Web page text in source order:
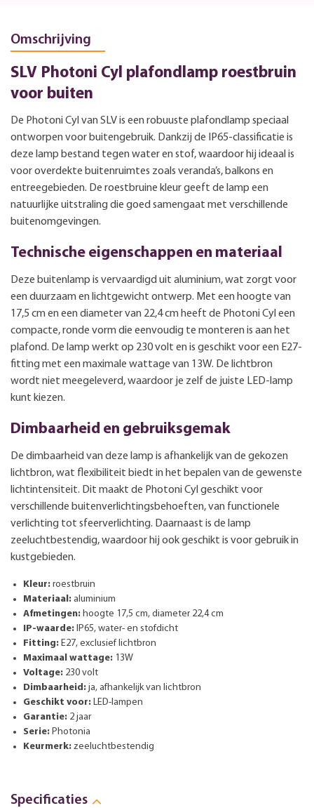
Omschrijving
SLV Photoni Cyl plafondlamp roestbruin
voor buiten
De Photoni Cyl van SLV is een robuuste plafondlamp speciaal
ontworpen voor buitengebruik. Dankzij de IP65-classificatie is
deze lamp bestand tegen water en stof, waardoor hij ideaal is
voor overdekte buitenruimtes zoals veranda’s, balkons en
entreegebieden. De roestbruine kleur geeft de lamp een
natuurlijke uitstraling die goed samengaat met verschillende
buitenomgevingen.
Technische eigenschappen en materiaal
Deze buitenlamp is vervaardigd uit aluminium, wat zorgt voor
een duurzaam en lichtgewicht ontwerp. Met een hoogte van
17,5 cm en een diameter van 22,4 cm heeft de Photoni Cyl een
compacte, ronde vorm die eenvoudig te monteren is aan het
plafond. De lamp werkt op 230 volt en is geschikt voor een E27-
fitting met een maximale wattage van 13W. De lichtbron
wordt niet meegeleverd, waardoor je zelf de juiste LED-lamp
kunt kiezen.
Dimbaarheid en gebruiksgemak
De dimbaarheid van deze lamp is afhankelijk van de gekozen
lichtbron, wat flexibiliteit biedt in het bepalen van de gewenste
lichtintensiteit. Dit maakt de Photoni Cyl geschikt voor
verschillende buitenverlichtingsbehoeften, van functionele
verlichting tot sfeerverlichting. Daarnaast is de lamp
zeeluchtbestendig, waardoor hij ook geschikt is voor gebruik in
kustgebieden.
Kleur: roestbruin
Materiaal: aluminium
Afmetingen: hoogte 17,5 cm, diameter 22,4 cm
IP-waarde: IP65, water- en stofdicht
Fitting: E27, exclusief lichtbron
Maximaal wattage: 13W
Voltage: 230 volt
Dimbaarheid: ja, afhankelijk van lichtbron
Geschikt voor: LED-lampen
Garantie: 2 jaar
Serie: Photonia
Keurmerk: zeeluchtbestendig
Specificaties